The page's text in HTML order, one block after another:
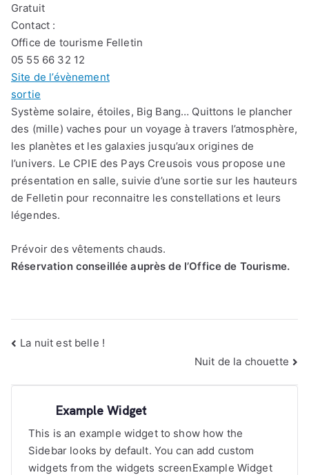
Gratuit
Contact :
Office de tourisme Felletin
05 55 66 32 12
Site de l’évènement
sortie
Système solaire, étoiles, Big Bang… Quittons le plancher
des (mille) vaches pour un voyage à travers l’atmosphère,
les planètes et les galaxies jusqu’aux origines de
l’univers. Le CPIE des Pays Creusois vous propose une
présentation en salle, suivie d’une sortie sur les hauteurs
de Felletin pour reconnaitre les constellations et leurs
légendes.
Prévoir des vêtements chauds.
Réservation conseillée auprès de l’Office de Tourisme.
Navigation
La nuit est belle !
Nuit de la chouette
Example Widget
This is an example widget to show how the
Sidebar looks by default. You can add custom
widgets from the widgets screenExample Widget